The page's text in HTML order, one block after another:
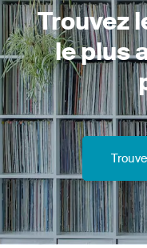
Trouvez
le plus